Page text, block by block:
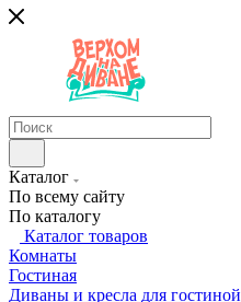
Каталог
По всему сайту
По каталогу
Каталог товаров
Комнаты
Гостиная
Диваны и кресла для гостиной